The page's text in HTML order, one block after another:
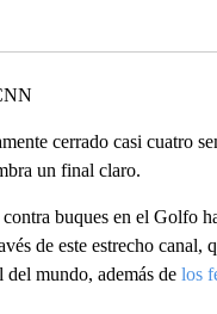
cerrado casi cuatro
un final claro.
buques en el Golfo
de este estrecho
mundo, además de los